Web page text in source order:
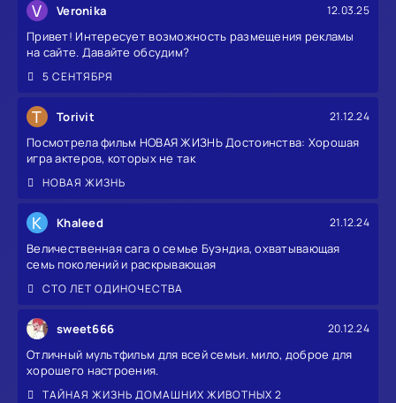
V Veronika 12.03.25
Привет! Интересует возможность размещения рекламы
на сайте. Давайте обсудим?
5 СЕНТЯБРЯ
T Torivit 21.12.24
Посмотрела фильм НОВАЯ ЖИЗНЬ Достоинства: Хорошая
игра актеров, которых не так
НОВАЯ ЖИЗНЬ
K Khaleed 21.12.24
Величественная сага о семье Буэндиа, охватывающая
семь поколений и раскрывающая
СТО ЛЕТ ОДИНОЧЕСТВА
sweet666 20.12.24
Отличный мультфильм для всей семьи. мило, доброе для
хорошего настроения.
ТАЙНАЯ ЖИЗНЬ ДОМАШНИХ ЖИВОТНЫХ 2